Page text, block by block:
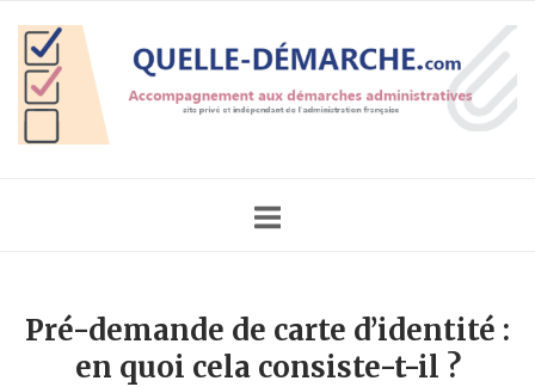
content
Home
Pré-demande de carte d’identité :
en quoi cela consiste-t-il ?